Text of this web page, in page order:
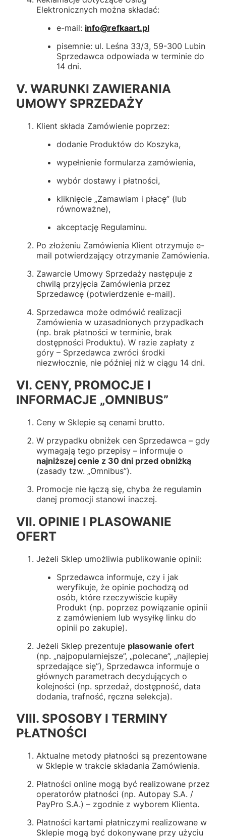
Elektronicznych można składać:
e-mail: info@refkaart.pl
pisemnie: ul. Leśna 33/3, 59-300 Lubin
Sprzedawca odpowiada w terminie do
14 dni.
V. WARUNKI ZAWIERANIA
UMOWY SPRZEDAŻY
Klient składa Zamówienie poprzez:
dodanie Produktów do Koszyka,
wypełnienie formularza zamówienia,
wybór dostawy i płatności,
kliknięcie „Zamawiam i płacę” (lub
równoważne),
akceptację Regulaminu.
Po złożeniu Zamówienia Klient otrzymuje e-
mail potwierdzający otrzymanie Zamówienia.
Zawarcie Umowy Sprzedaży następuje z
chwilą przyjęcia Zamówienia przez
Sprzedawcę (potwierdzenie e-mail).
Sprzedawca może odmówić realizacji
Zamówienia w uzasadnionych przypadkach
(np. brak płatności w terminie, brak
dostępności Produktu). W razie zapłaty z
góry – Sprzedawca zwróci środki
niezwłocznie, nie później niż w ciągu 14 dni.
VI. CENY, PROMOCJE I
INFORMACJE „OMNIBUS”
Ceny w Sklepie są cenami brutto.
W przypadku obniżek cen Sprzedawca – gdy
wymagają tego przepisy – informuje o
najniższej cenie z 30 dni przed obniżką
(zasady tzw. „Omnibus”).
Promocje nie łączą się, chyba że regulamin
danej promocji stanowi inaczej.
VII. OPINIE I PLASOWANIE
OFERT
Jeżeli Sklep umożliwia publikowanie opinii:
Sprzedawca informuje, czy i jak
weryfikuje, że opinie pochodzą od
osób, które rzeczywiście kupiły
Produkt (np. poprzez powiązanie opinii
z zamówieniem lub wysyłkę linku do
opinii po zakupie).
Jeżeli Sklep prezentuje plasowanie ofert
(np. „najpopularniejsze”, „polecane”, „najlepiej
sprzedające się”), Sprzedawca informuje o
głównych parametrach decydujących o
kolejności (np. sprzedaż, dostępność, data
dodania, trafność, ręczna selekcja).
VIII. SPOSOBY I TERMINY
PŁATNOŚCI
Aktualne metody płatności są prezentowane
w Sklepie w trakcie składania Zamówienia.
Płatności online mogą być realizowane przez
operatorów płatności (np. Autopay S.A. /
PayPro S.A.) – zgodnie z wyborem Klienta.
Płatności kartami płatniczymi realizowane w
Sklepie mogą być dokonywane przy użyciu